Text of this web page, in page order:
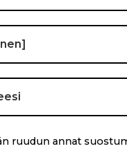
ruudun annat